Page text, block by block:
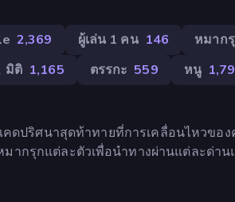
2,369 ผู้เล่น 1 คน 146 หมาก
มิติ 1,165 ตรรกะ 559 หนู
เคดปริศนาสุดท้าทายที่การเคลื่อนไหว
ากรุกแต่ละตัวเพื่อนำทางผ่านแต่ละด่าน